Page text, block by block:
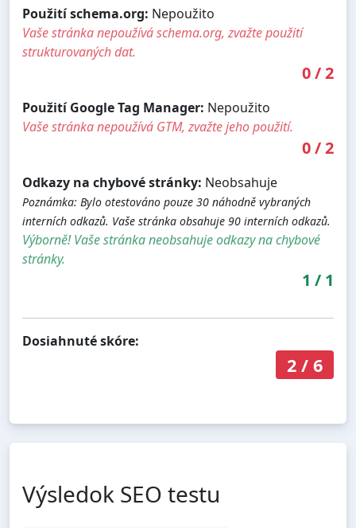
Použití schema.org: Nepoužito
Vaše stránka nepoužívá schema.org, zvažte použití
strukturovaných dat.
0/2
Použití Google Tag Manager: Nepoužito
Vaše stránka nepoužívá GTM, zvažte jeho použití.
0/2
Odkazy na chybové stránky: Neobsahuje
Poznámka: Bylo otestováno pouze 30 náhodně vybraných
interních odkazů. Vaše stránka obsahuje 90 interních odkazů.
Výborně! Vaše stránka neobsahuje odkazy na chybové
stránky.
1 / 1
Dosiahnuté skóre:
2/ 6
Výsledok SEO testu